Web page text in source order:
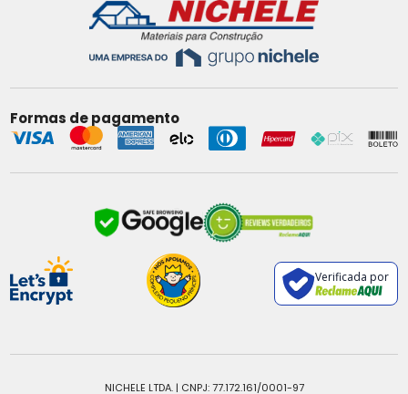
Formas de pagamento
Verificada por
NICHELE LTDA. | CNPJ: 77.172.161/0001-97